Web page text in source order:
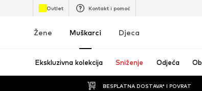
Outlet Kontakt i pomoć
Žene Muškarci Djeca
Ekskluzivna kolekcija Sniženje Odjeća
BESPLATNA DOSTAVA* I POVRAT